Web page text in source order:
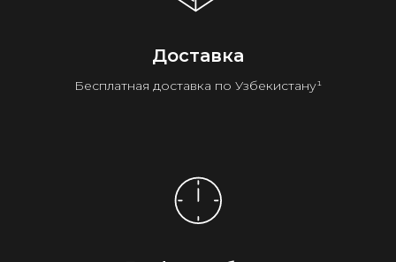
Доставка
Бесплатная доставка по Узбекистану¹